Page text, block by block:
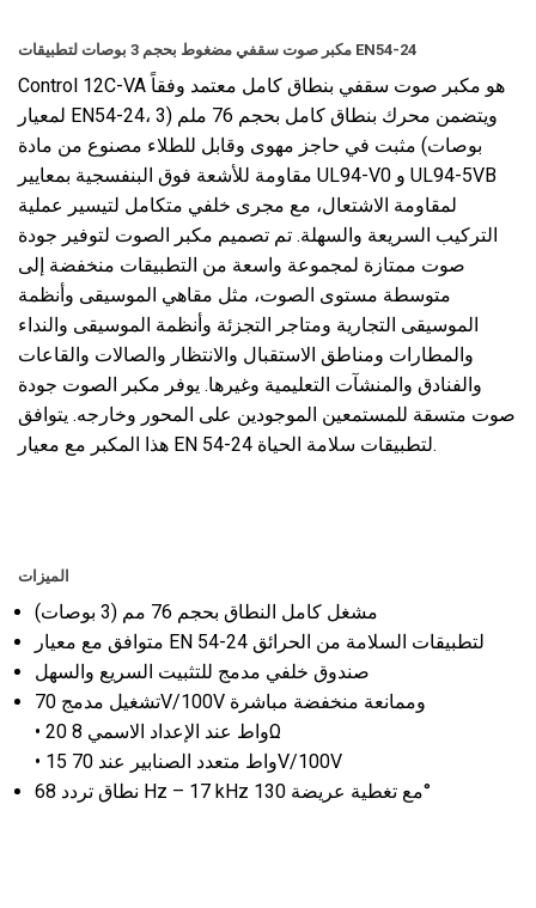
مكبر صوت سقفي مضغوط بحجم 3 بوصات لتطبيقات EN54-24
Control 12C-VA هو مكبر صوت سقفي بنطاق كامل معتمد وفقاً
لمعيار EN54-24، ويتضمن محرك بنطاق كامل بحجم 76 ملم (3
بوصات) مثبت في حاجز مهوى وقابل للطلاء مصنوع من مادة
مقاومة للأشعة فوق البنفسجية بمعايير UL94-V0 و UL94-5VB
لمقاومة الاشتعال، مع مجرى خلفي متكامل لتيسير عملية
التركيب السريعة والسهلة. تم تصميم مكبر الصوت لتوفير جودة
صوت ممتازة لمجموعة واسعة من التطبيقات منخفضة إلى
متوسطة مستوى الصوت، مثل مقاهي الموسيقى وأنظمة
الموسيقى التجارية ومتاجر التجزئة وأنظمة الموسيقى والنداء
والمطارات ومناطق الاستقبال والانتظار والصالات والقاعات
والفنادق والمنشآت التعليمية وغيرها. يوفر مكبر الصوت جودة
صوت متسقة للمستمعين الموجودين على المحور وخارجه. يتوافق
هذا المكبر مع معيار EN 54-24 لتطبيقات سلامة الحياة.
الميزات
مشغل كامل النطاق بحجم 76 مم (3 بوصات)
متوافق مع معيار EN 54-24 لتطبيقات السلامة من الحرائق
صندوق خلفي مدمج للتثبيت السريع والسهل
تشغيل مدمج 70V/100V وممانعة منخفضة مباشرة
• 20 واط عند الإعداد الاسمي 8Ω
• 15 واط متعدد الصنابير عند 70V/100V
نطاق تردد 68 Hz – 17 kHz مع تغطية عريضة 130°